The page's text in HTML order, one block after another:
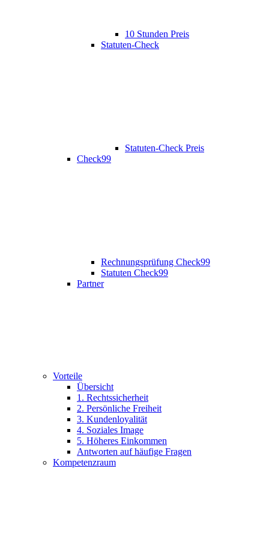
10 Stunden Preis
Statuten-Check
Statuten-Check Preis
Check99
Rechnungsprüfung Check99
Statuten Check99
Partner
Vorteile
Übersicht
1. Rechtssicherheit
2. Persönliche Freiheit
3. Kundenloyalität
4. Soziales Image
5. Höheres Einkommen
Antworten auf häufige Fragen
Kompetenzraum